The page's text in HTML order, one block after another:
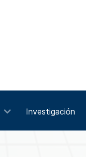
Investigación